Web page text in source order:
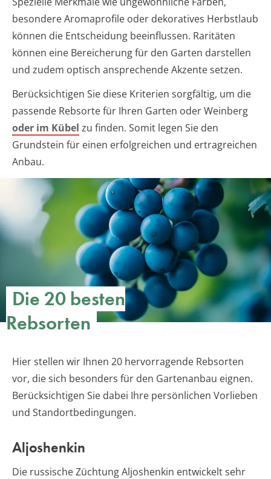
besondere Aromaprofile oder dekoratives Herbstlaub
können die Entscheidung beeinflussen. Raritäten
können eine Bereicherung für den Garten darstellen
und zudem optisch ansprechende Akzente setzen.
Berücksichtigen Sie diese Kriterien sorgfältig, um die
passende Rebsorte für Ihren Garten oder Weinberg
oder im Kübel zu finden. Somit legen Sie den
Grundstein für einen erfolgreichen und ertragreichen
Anbau.
Die 20 besten
Rebsorten
Hier stellen wir Ihnen 20 hervorragende Rebsorten
vor, die sich besonders für den Gartenanbau eignen.
Berücksichtigen Sie dabei Ihre persönlichen Vorlieben
und Standortbedingungen.
Aljoshenkin
Die russische Züchtung Aljoshenkin entwickelt sehr